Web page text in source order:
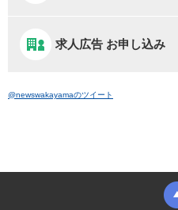
求人広告 お申し込み
@newswakayamaのツイート